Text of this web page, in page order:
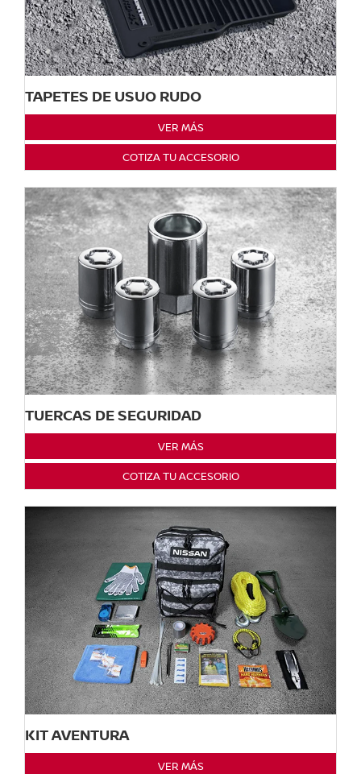
TAPETES DE USUO RUDO
VER MÁS
COTIZA TU ACCESORIO
TUERCAS DE SEGURIDAD
VER MÁS
COTIZA TU ACCESORIO
KIT AVENTURA
VER MÁS